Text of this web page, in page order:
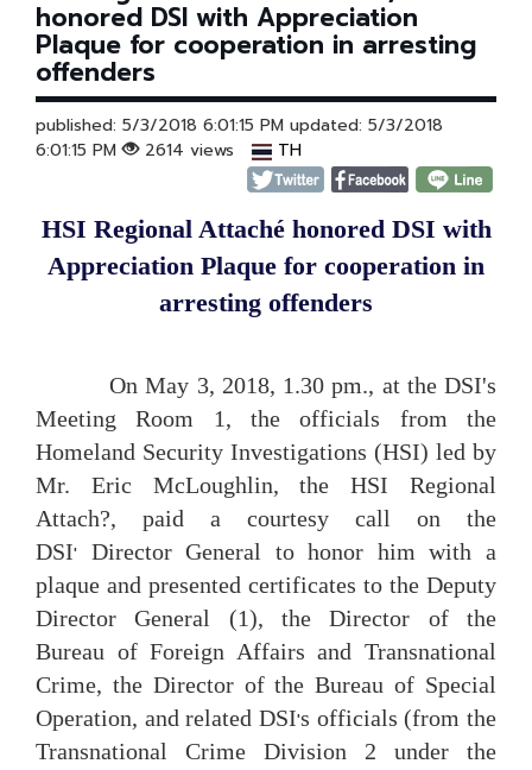
honored DSI with Appreciation
Plaque for cooperation in arresting
offenders
published: 5/3/2018 6:01:15 PM updated: 5/3/2018
6:01:15 PM
2614 views TH
HSI Regional Attaché honored DSI with
Appreciation Plaque for cooperation in
arresting offenders
On May 3, 2018, 1.30 pm., at the DSI's
Meeting Room 1, the officials from the
Homeland Security Investigations (HSI) led by
Mr. Eric McLoughlin, the HSI Regional
Attach?, paid a courtesy call on the
DSI' Director General to honor him with a
plaque and presented certificates to the Deputy
Director General (1), the Director of the
Bureau of Foreign Affairs and Transnational
Crime, the Director of the Bureau of Special
Operation, and related DSI's officials (from the
Transnational Crime Division 2 under the